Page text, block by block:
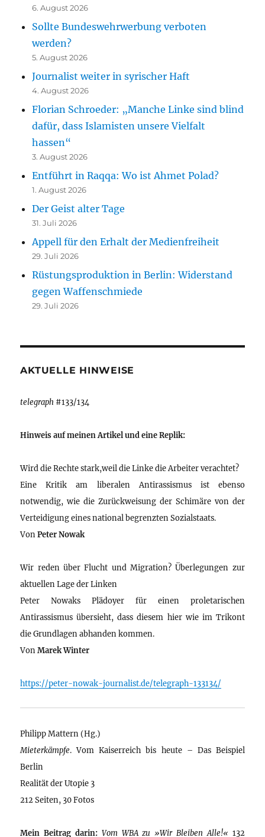
6. August 2026
Sollte Bundeswehrwerbung verboten
werden?
5. August 2026
Journalist weiter in syrischer Haft
4. August 2026
Florian Schroeder: „Manche Linke sind blind
dafür, dass Islamisten unsere Vielfalt
hassen“
3. August 2026
Entführt in Raqqa: Wo ist Ahmet Polad?
1. August 2026
Der Geist alter Tage
31. Juli 2026
Appell für den Erhalt der Medienfreiheit
29. Juli 2026
Rüstungsproduktion in Berlin: Widerstand
gegen Waffenschmiede
29. Juli 2026
AKTUELLE HINWEISE
telegraph #133/134
Hinweis auf meinen Artikel und eine Replik:
Wird die Rechte stark,weil die Linke die Arbeiter verachtet?
Eine Kritik am liberalen Antirassismus ist ebenso
notwendig, wie die Zurückweisung der Schimäre von der
Verteidigung eines national begrenzten Sozialstaats.
VonPeter Nowak
Wir reden über Flucht und Migration? Überlegungen zur
aktuellen Lage der Linken
Peter Nowaks Plädoyer für einen proletarischen
Antirassismus übersieht, dass diesem hier wie im Trikont
die Grundlagen abhanden kommen.
VonMarek Winter
https://peter-nowak-journalist.de/telegraph-133134/
Philipp Mattern (Hg.)
Mieterkämpfe. Vom Kaiserreich bis heute – Das Beispiel
Berlin
Realität der Utopie 3
212 Seiten, 30 Fotos
Mein Beitrag darin: Vom WBA zu »Wir Bleiben Alle!« 132